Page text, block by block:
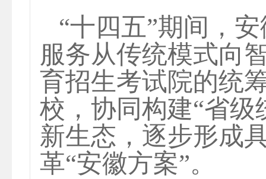
“十四五”期间，
服务从传统模式向
育招生考试院的统
校，协同构建“省
新生态，逐步形成
革“安徽方案”。